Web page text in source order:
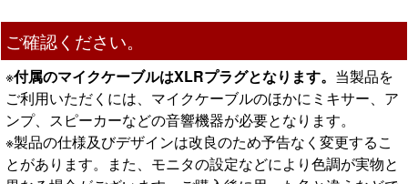
ご確認ください。
※付属のマイクケーブルはXLRプラグとなります。 当製品を
ご利用いただくには、マイクケーブルのほかにミキサー、ア
ンプ、スピーカーなどの音響機器が必要となります。
※製品の仕様及びデザインは改良のため予告なく変更するこ
とがあります。また、モニタの設定などにより色調が実物と